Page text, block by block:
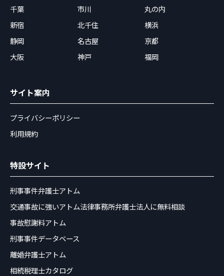
千葉
市川
丸の内
新宿
北千住
横浜
静岡
名古屋
京都
大阪
神戸 福岡
サイト案内
プライバシーポリシー
利用規約
特設サイト
刑事事件弁護士アトム
交通事故に強いアトム法律事務所弁護士法人に無料相談
事故慰謝料アトム
刑事事件データベース
離婚弁護士アトム
相続税理士カタログ